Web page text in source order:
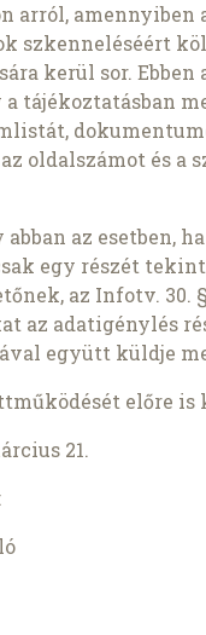
arról, amennyiben
szkenneléséért
kerül sor. Ebben
a tájékoztatásban
oldalszámot és a
abban az esetben,
egy részét
az Infotv. 30.
az adatigénylés
együtt küldje
előre is
21.